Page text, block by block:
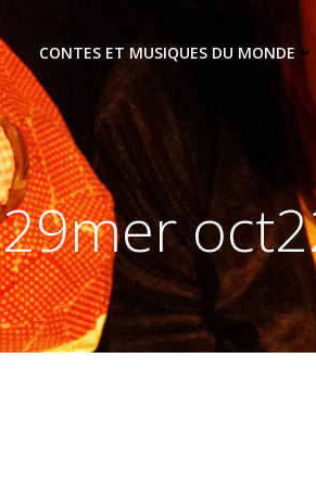
CONTES ET MUSIQUES DU MONDE
29mer